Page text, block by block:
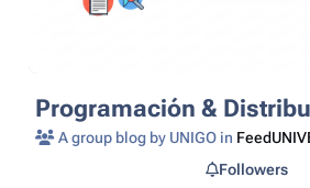
Programación &
A group blog by UNIGO in
Followers